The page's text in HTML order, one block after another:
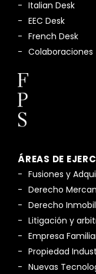
Italian Desk
EEC Desk
French Desk
Colaboraciones
ÁREAS DE
Fusiones y
Derecho
Derecho
Litigación y
Empresa
Propiedad
Nuevas